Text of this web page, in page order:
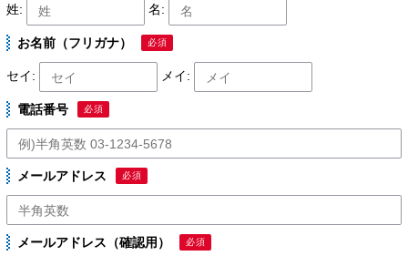
姓: 名:
お名前（フリガナ） 必須
セイ: メイ:
電話番号 必須
メールアドレス 必須
メールアドレス（確認用） 必須